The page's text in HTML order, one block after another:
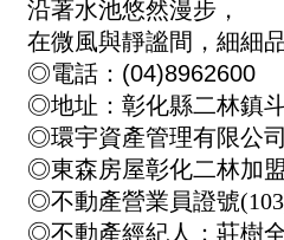
彰化縣
南投縣
雲林縣
嘉義市
嘉義縣
坪數
不拘
20~30 坪
40~50 坪